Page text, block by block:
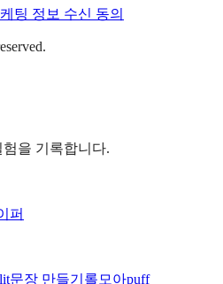
팅 정보 수신 동의
을 기록합니다.
퍼
문장 만들기 롤모아puff